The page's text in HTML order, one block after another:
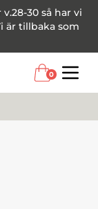
30 så har vi
är tillbaka som
0